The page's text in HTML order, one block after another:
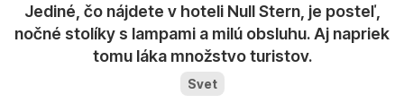
Jediné, čo nájdete v hoteli Null Stern, je posteľ,
nočné stolíky s lampami a milú obsluhu. Aj napriek
tomu láka množstvo turistov.
Svet